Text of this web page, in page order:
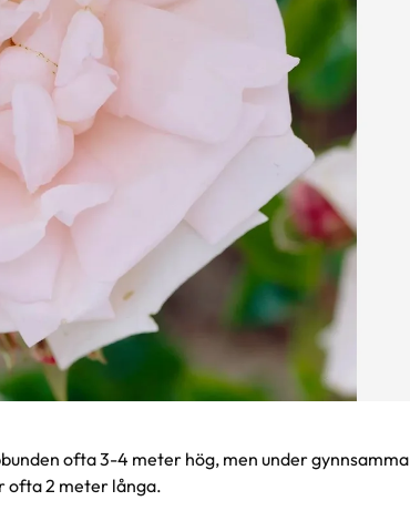
ofta 3-4 meter hög, men under gynnsamma
ofta 2 meter långa.